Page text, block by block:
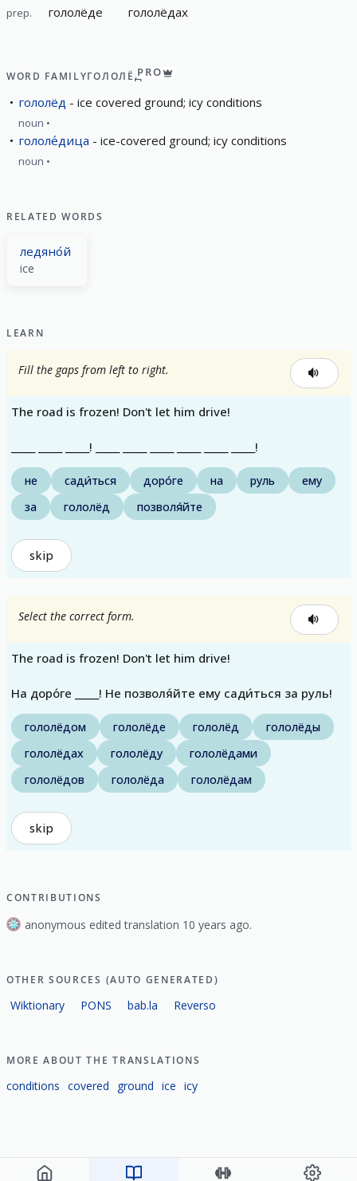
prep. гололёде гололёдах
WORD FAMILYГОЛОЛЁДPRO
гололёд ice covered ground; icy conditions
noun
гололе́дица ice-covered ground; icy conditions
noun
RELATED WORDS
ледяно́й
icе
LEARN
Fill the gaps from left to right.
The road is frozen! Don't let him drive!
_____ _____ _____! _____ _____ _____ _____ _____ _____!
не сади́ться доро́ге на руль
ему
за
гололёд позволя́йте
skip
Select the correct form.
The road is frozen! Don't let him drive!
На доро́ге _____! Не позволя́йте ему сади́ться за руль!
гололёдом гололёде гололёд
гололёды
гололёдах
гололёду
гололёдами
гололёдов
гололёда гололёдам
skip
CONTRIBUTIONS
anonymous edited translation 10 years ago.
OTHER SOURCES (AUTO GENERATED)
Wiktionary PONS bab.la Reverso
MORE ABOUT THE TRANSLATIONS
conditions covered ground ice icy